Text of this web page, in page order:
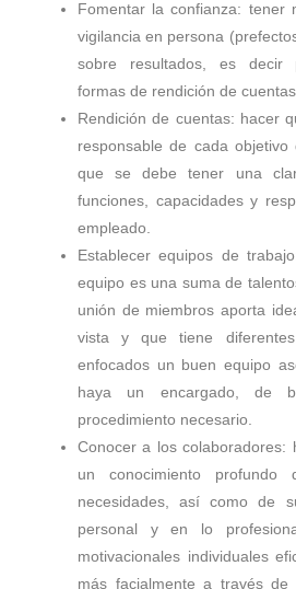
Fomentar la confianza: tener
vigilancia en persona
sobre resultados, es decir
formas de rendición de
Rendición de cuentas: hacer
responsable de cada
que se debe tener una
funciones, capacidades y
empleado.
Establecer equipos de
equipo es una suma de
unión de miembros aporta
vista y que tiene
enfocados un buen equipo
haya un encargado, de
procedimiento necesario.
Conocer a los colaboradores:
un conocimiento
necesidades, así como de
personal y en lo
motivacionales individuales
más facialmente a través